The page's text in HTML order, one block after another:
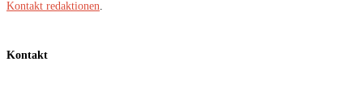
Kontakt redaktionen
Kontakt